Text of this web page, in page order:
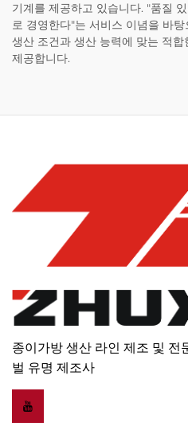
기계를 제공하고 있습니다. "품질
로 경영한다"는 서비스 이념을 바
생산 조건과 생산 능력에 맞는 적
제공합니다.
종이가방 생산 라인 제조 및 전
벌 유명 제조사